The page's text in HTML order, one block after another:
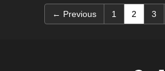
← Previous 1 2(current)
3